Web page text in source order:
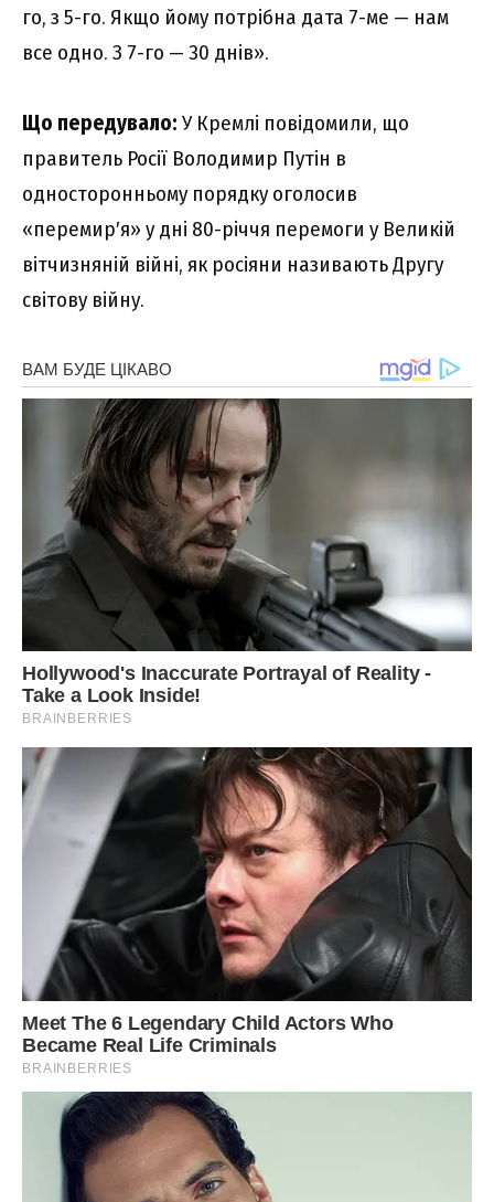
го, з 5-го. Якщо йому потрібна дата 7-ме — нам
все одно. З 7-го — 30 днів».
Що передувало: У Кремлі повідомили, що
правитель Росії Володимир Путін в
односторонньому порядку оголосив
«перемир′я» у дні 80-річчя перемоги у Великій
вітчизняній війні, як росіяни називають Другу
світову війну.